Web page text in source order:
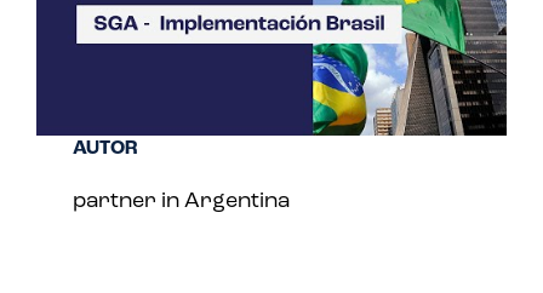
AUTOR
partner in Argentina